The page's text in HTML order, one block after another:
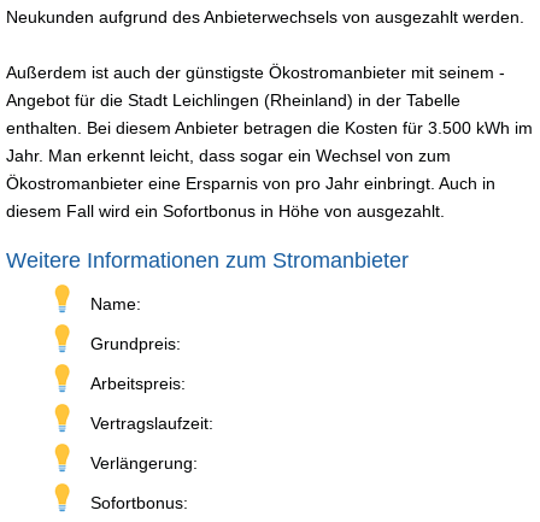
Neukunden aufgrund des Anbieterwechsels von ausgezahlt werden.
Außerdem ist auch der günstigste Ökostromanbieter mit seinem -
Angebot für die Stadt Leichlingen (Rheinland) in der Tabelle
enthalten. Bei diesem Anbieter betragen die Kosten für 3.500 kWh im
Jahr. Man erkennt leicht, dass sogar ein Wechsel von zum
Ökostromanbieter eine Ersparnis von pro Jahr einbringt. Auch in
diesem Fall wird ein Sofortbonus in Höhe von ausgezahlt.
Weitere Informationen zum Stromanbieter
Name:
Grundpreis:
Arbeitspreis:
Vertragslaufzeit:
Verlängerung:
Sofortbonus: